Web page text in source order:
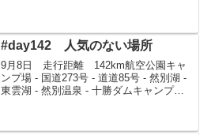
動させるみたいなので同行したところ、
なんと...
#day142 人気のない場所
9月8日 走行距離 142km航空公園キャ
ンプ場 - 国道273号 - 道道85号 - 然別湖 -
東雲湖 - 然別温泉 - 十勝ダムキャンプ場9